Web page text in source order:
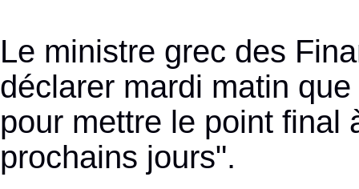
Le ministre grec des
déclarer mardi matin
pour mettre le point final
prochains jours".